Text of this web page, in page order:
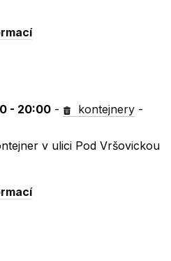
- 20:00 - kontejnery -
v ulici Pod Vršovickou